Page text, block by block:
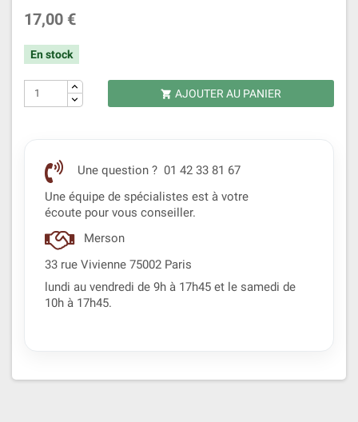
17,00 €
En stock
 AJOUTER AU PANIER
Une question ? 01 42 33 81 67
Une équipe de spécialistes est à votre
écoute pour vous conseiller.
Merson
33 rue Vivienne 75002 Paris
lundi au vendredi de 9h à 17h45 et le samedi de
10h à 17h45.